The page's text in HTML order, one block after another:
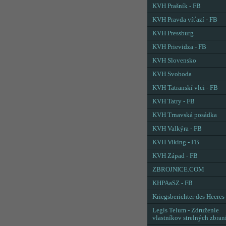
KVH Prašník - FB
KVH Pravda víťazí - FB
KVH Pressburg
KVH Prievidza - FB
KVH Slovensko
KVH Svoboda
KVH Tatranskí vlci - FB
KVH Tatry - FB
KVH Trnavská posádka
KVH Valkýra - FB
KVH Viking - FB
KVH Západ - FB
ZBROJNICE.COM
KHPAaSZ - FB
Kriegsberichter des Heeres
Legis Telum - Združenie
vlastníkov strelných